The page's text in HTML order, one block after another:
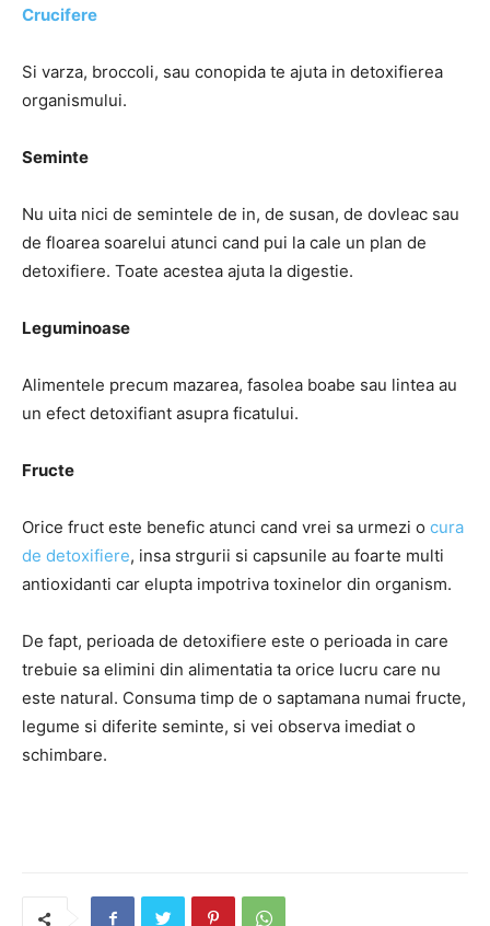
Crucifere
Si varza, broccoli, sau conopida te ajuta in detoxifierea
organismului.
Seminte
Nu uita nici de semintele de in, de susan, de dovleac sau
de floarea soarelui atunci cand pui la cale un plan de
detoxifiere. Toate acestea ajuta la digestie.
Leguminoase
Alimentele precum mazarea, fasolea boabe sau lintea au
un efect detoxifiant asupra ficatului.
Fructe
Orice fruct este benefic atunci cand vrei sa urmezi o cura
de detoxifiere, insa strgurii si capsunile au foarte multi
antioxidanti car elupta impotriva toxinelor din organism.
De fapt, perioada de detoxifiere este o perioada in care
trebuie sa elimini din alimentatia ta orice lucru care nu
este natural. Consuma timp de o saptamana numai fructe,
legume si diferite seminte, si vei observa imediat o
schimbare.